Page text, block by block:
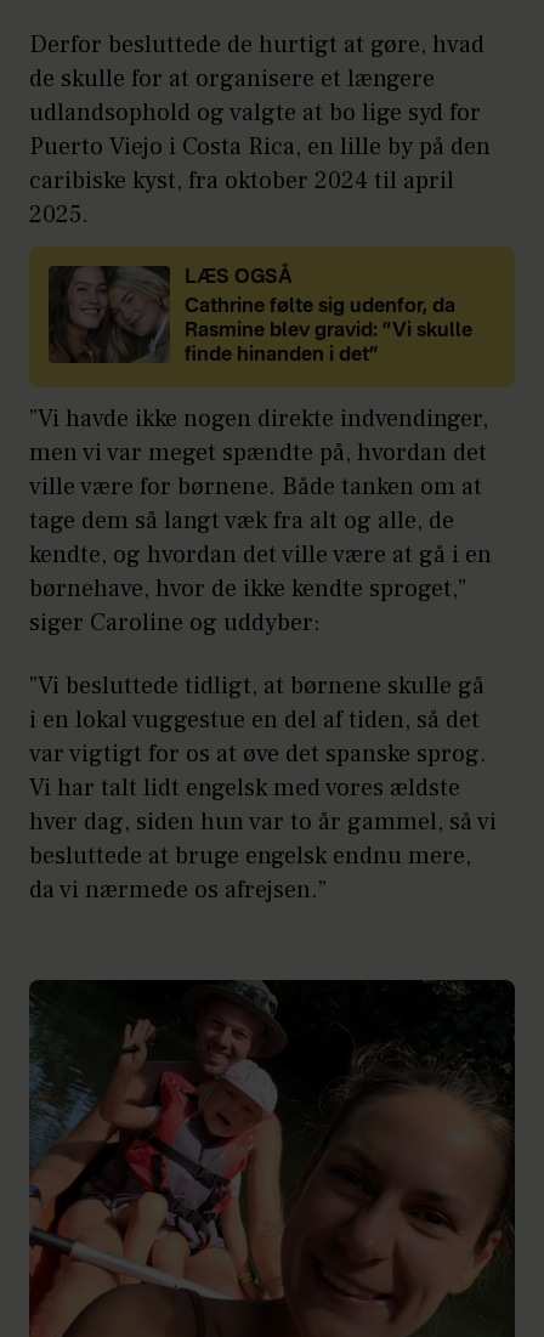
Derfor besluttede de hurtigt at gøre, hvad
de skulle for at organisere et længere
udlandsophold og valgte at bo lige syd for
Puerto Viejo i Costa Rica, en lille by på den
caribiske kyst, fra oktober 2024 til april
2025.
LÆS OGSÅ
Cathrine følte sig udenfor, da
Rasmine blev gravid: ”Vi skulle
finde hinanden i det”
”Vi havde ikke nogen direkte indvendinger,
men vi var meget spændte på, hvordan det
ville være for børnene. Både tanken om at
tage dem så langt væk fra alt og alle, de
kendte, og hvordan det ville være at gå i en
børnehave, hvor de ikke kendte sproget,”
siger Caroline og uddyber:
”Vi besluttede tidligt, at børnene skulle gå
i en lokal vuggestue en del af tiden, så det
var vigtigt for os at øve det spanske sprog.
Vi har talt lidt engelsk med vores ældste
hver dag, siden hun var to år gammel, så vi
besluttede at bruge engelsk endnu mere,
da vi nærmede os afrejsen.”